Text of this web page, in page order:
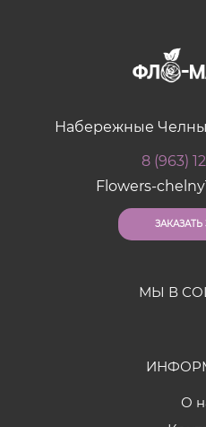
Набережные
8 (963)
Flowers-
МЫ В
О